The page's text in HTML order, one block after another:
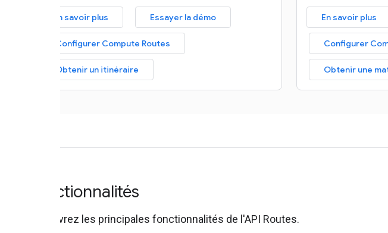
En savoir plus Essayer la démo
Configurer Compute Routes
Obtenir un itinéraire
En savoir plus
Configurer
Obtenir une
Fonctionnalités
Découvrez les principales fonctionnalités de l'API Routes.